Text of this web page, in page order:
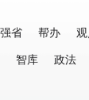
省 帮办
智库 政法